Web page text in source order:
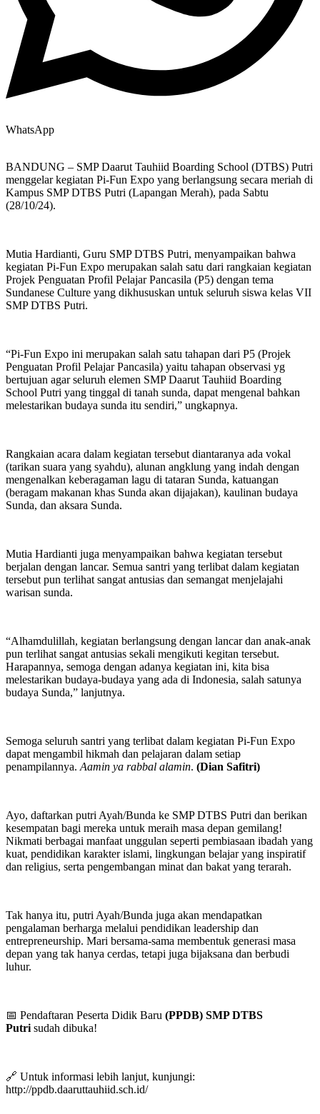
WhatsApp
BANDUNG – SMP Daarut Tauhiid Boarding School (DTBS) Putri
menggelar kegiatan Pi-Fun Expo yang berlangsung secara meriah di
Kampus SMP DTBS Putri (Lapangan Merah), pada Sabtu
(28/10/24).
Mutia Hardianti, Guru SMP DTBS Putri, menyampaikan bahwa
kegiatan Pi-Fun Expo merupakan salah satu dari rangkaian kegiatan
Projek Penguatan Profil Pelajar Pancasila (P5) dengan tema
Sundanese Culture yang dikhususkan untuk seluruh siswa kelas VII
SMP DTBS Putri.
“Pi-Fun Expo ini merupakan salah satu tahapan dari P5 (Projek
Penguatan Profil Pelajar Pancasila) yaitu tahapan observasi yg
bertujuan agar seluruh elemen SMP Daarut Tauhiid Boarding
School Putri yang tinggal di tanah sunda, dapat mengenal bahkan
melestarikan budaya sunda itu sendiri,” ungkapnya.
Rangkaian acara dalam kegiatan tersebut diantaranya ada vokal
(tarikan suara yang syahdu), alunan angklung yang indah dengan
mengenalkan keberagaman lagu di tataran Sunda, katuangan
(beragam makanan khas Sunda akan dijajakan), kaulinan budaya
Sunda, dan aksara Sunda.
Mutia Hardianti juga menyampaikan bahwa kegiatan tersebut
berjalan dengan lancar. Semua santri yang terlibat dalam kegiatan
tersebut pun terlihat sangat antusias dan semangat menjelajahi
warisan sunda.
“Alhamdulillah, kegiatan berlangsung dengan lancar dan anak-anak
pun terlihat sangat antusias sekali mengikuti kegitan tersebut.
Harapannya, semoga dengan adanya kegiatan ini, kita bisa
melestarikan budaya-budaya yang ada di Indonesia, salah satunya
budaya Sunda,” lanjutnya.
Semoga seluruh santri yang terlibat dalam kegiatan Pi-Fun Expo
dapat mengambil hikmah dan pelajaran dalam setiap
penampilannya. Aamin ya rabbal alamin. (Dian Safitri)
Ayo, daftarkan putri Ayah/Bunda ke SMP DTBS Putri dan berikan
kesempatan bagi mereka untuk meraih masa depan gemilang!
Nikmati berbagai manfaat unggulan seperti pembiasaan ibadah yang
kuat, pendidikan karakter islami, lingkungan belajar yang inspiratif
dan religius, serta pengembangan minat dan bakat yang terarah.
Tak hanya itu, putri Ayah/Bunda juga akan mendapatkan
pengalaman berharga melalui pendidikan leadership dan
entrepreneurship. Mari bersama-sama membentuk generasi masa
depan yang tak hanya cerdas, tetapi juga bijaksana dan berbudi
luhur.
📅 Pendaftaran Peserta Didik Baru (PPDB) SMP DTBS
Putri sudah dibuka!
🔗 Untuk informasi lebih lanjut, kunjungi:
http://ppdb.daaruttauhiid.sch.id/